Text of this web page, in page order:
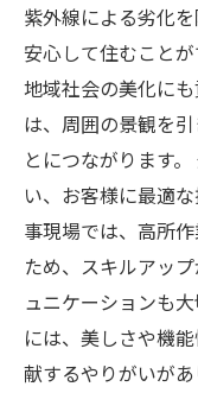
紫外線による劣化
安心して住むこと
地域社会の美化に
は、周囲の景観を
とにつながります
い、お客様に最適
事現場では、高所
ため、スキルアッ
ュニケーションも
には、美しさや機
献するやりがいが